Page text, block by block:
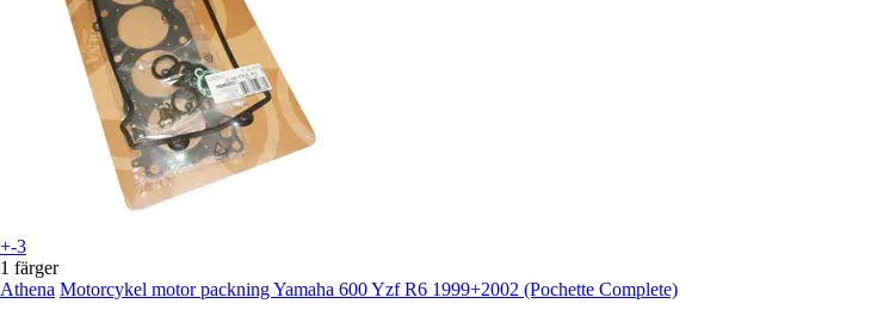
+-3
1 färger
Athena Motorcykel motor packning Yamaha 600 Yzf R6 1999+2002 (Pochette Complete)